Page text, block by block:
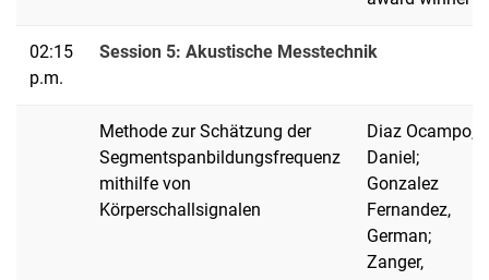
02:15
p.m.
Session 5: Akustische Messtechnik
Methode zur Schätzung der
Segmentspanbildungsfrequenz
mithilfe von
Körperschallsignalen
Diaz Ocampo,
Daniel;
Gonzalez
Fernandez,
German;
Zanger,